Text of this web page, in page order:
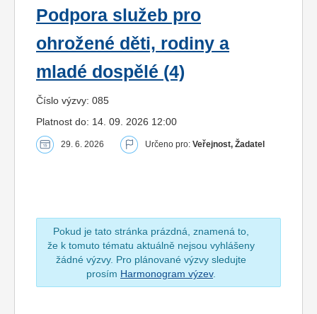
Podpora služeb pro
ohrožené děti, rodiny a
mladé dospělé (4)
Číslo výzvy: 085
Platnost do: 14. 09. 2026 12:00
29. 6. 2026 Určeno pro: Veřejnost, Žadatel
Pokud je tato stránka prázdná, znamená to,
že k tomuto tématu aktuálně nejsou vyhlášeny
žádné výzvy. Pro plánované výzvy sledujte
prosím Harmonogram výzev.